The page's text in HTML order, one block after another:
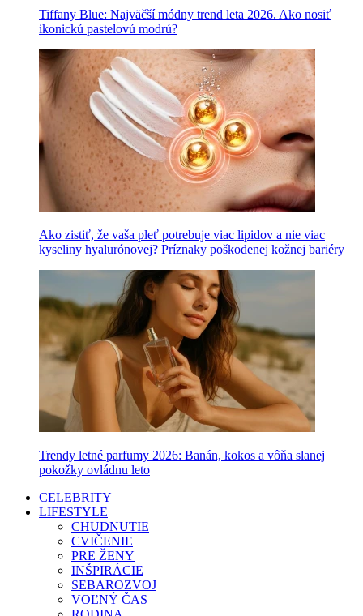
Tiffany Blue: Najväčší módny trend leta 2026. Ako nosiť
ikonickú pastelovú modrú?
Ako zistiť, že vaša pleť potrebuje viac lipidov a nie viac
kyseliny hyalurónovej? Príznaky poškodenej kožnej bariéry
Trendy letné parfumy 2026: Banán, kokos a vôňa slanej
pokožky ovládnu leto
CELEBRITY
LIFESTYLE
CHUDNUTIE
CVIČENIE
PRE ŽENY
INŠPIRÁCIE
SEBAROZVOJ
VOĽNÝ ČAS